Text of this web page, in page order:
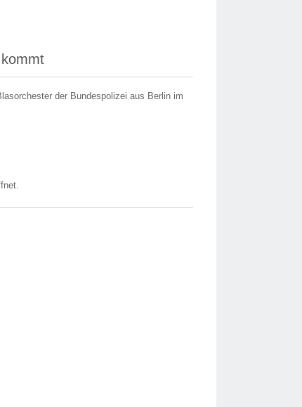
der Bundespolizei aus Berlin im